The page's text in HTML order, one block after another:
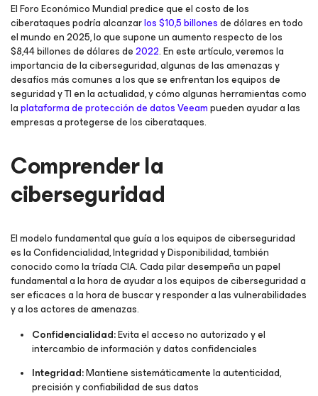
El Foro Económico Mundial predice que el costo de los
ciberataques podría alcanzarlos $10,5 billonesde dólares en todo
el mundo en 2025, lo que supone un aumento respecto de los
$8,44 billones de dólares de2022. En este artículo, veremos la
importancia de la ciberseguridad, algunas de las amenazas y
desafíos más comunes a los que se enfrentan los equipos de
seguridad y TI en la actualidad, y cómo algunas herramientas como
laplataforma de protección de datos Veeampueden ayudar a las
empresas a protegerse de los ciberataques.
Comprender la
ciberseguridad
El modelo fundamental que guía a los equipos de ciberseguridad
es la Confidencialidad, Integridad y Disponibilidad, también
conocido como la tríada CIA. Cada pilar desempeña un papel
fundamental a la hora de ayudar a los equipos de ciberseguridad a
ser eficaces a la hora de buscar y responder a las vulnerabilidades
y a los actores de amenazas.
Confidencialidad:Evita el acceso no autorizado y el
intercambio de información y datos confidenciales
Integridad:Mantiene sistemáticamente la autenticidad,
precisión y confiabilidad de sus datos